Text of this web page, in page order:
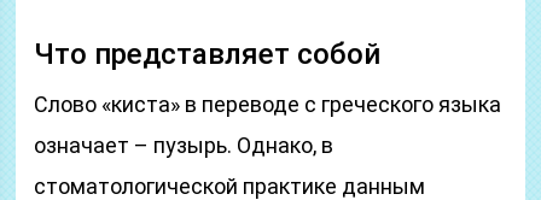
Что представляет собой
Слово «киста» в переводе с греческого языка
означает – пузырь. Однако, в
стоматологической практике данным